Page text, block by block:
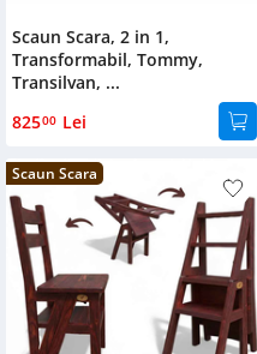
Scaun Scara, 2 in 1,
Transformabil, Tommy,
Transilvan, ...
82500 Lei
Scaun Scara